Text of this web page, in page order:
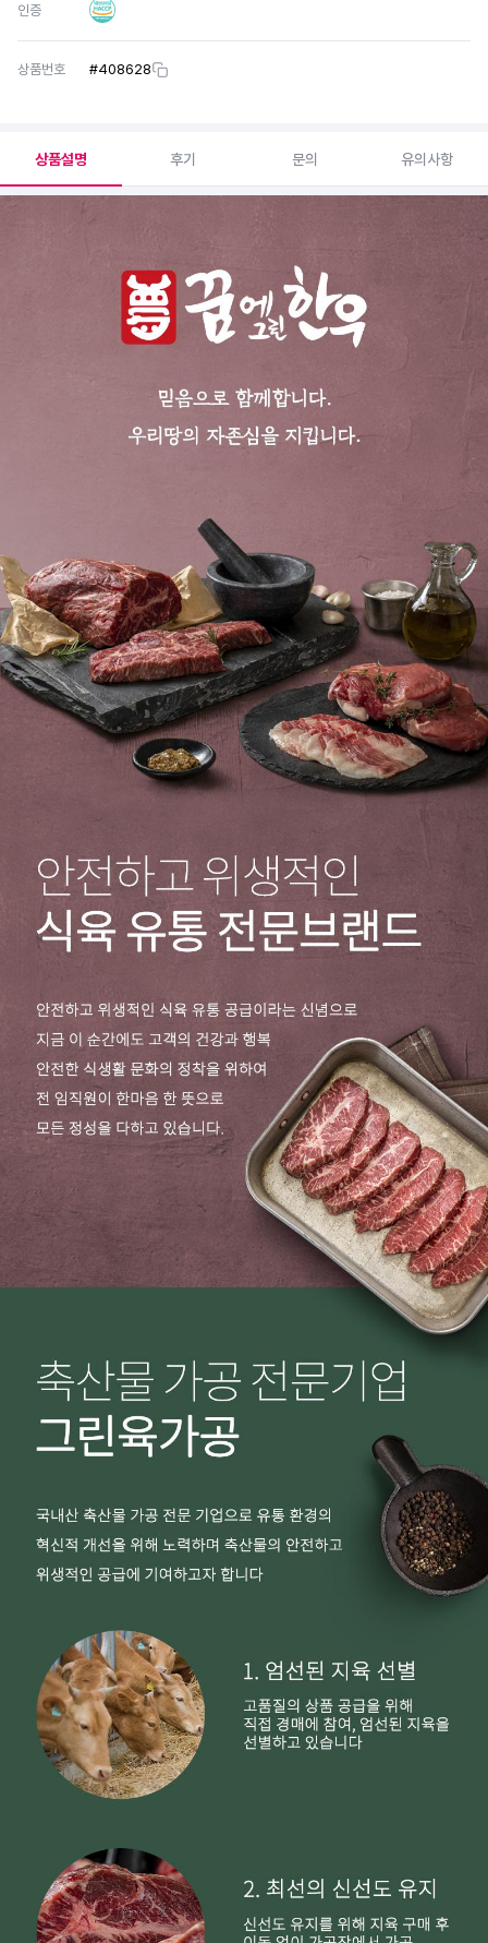
인증
상품번호 #408628
상품설명 후기 문의 유의사항